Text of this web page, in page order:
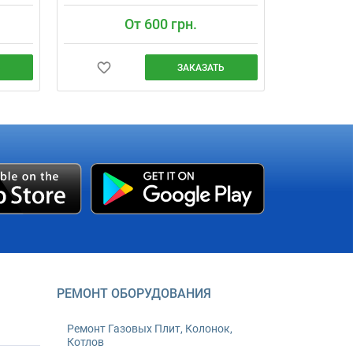
От 600 грн.
ЗАКАЗАТЬ
года обслуживает свыше 750 тысяч
от 700 грн. Гарантия на монтаж — 24
месяца.
РЕМОНТ ОБОРУДОВАНИЯ
Ремонт Газовых Плит, Колонок,
Котлов